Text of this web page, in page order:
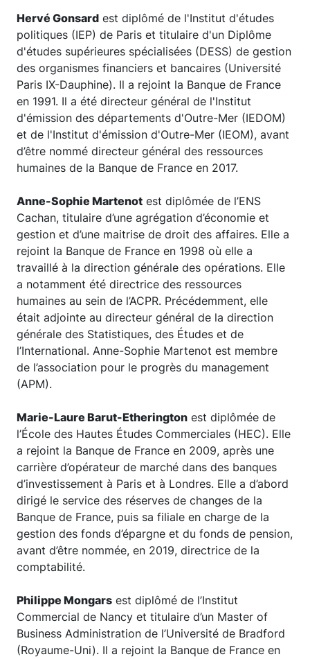
Hervé Gonsard est diplômé de l'Institut d'études
politiques (IEP) de Paris et titulaire d'un Diplôme
d'études supérieures spécialisées (DESS) de gestion
des organismes financiers et bancaires (Université
Paris IX-Dauphine). Il a rejoint la Banque de France
en 1991. Il a été directeur général de l'Institut
d'émission des départements d'Outre-Mer (IEDOM)
et de l'Institut d'émission d'Outre-Mer (IEOM), avant
d’être nommé directeur général des ressources
humaines de la Banque de France en 2017.
Anne-Sophie Martenot est diplômée de l’ENS
Cachan, titulaire d’une agrégation d’économie et
gestion et d’une maitrise de droit des affaires. Elle a
rejoint la Banque de France en 1998 où elle a
travaillé à la direction générale des opérations. Elle
a notamment été directrice des ressources
humaines au sein de l’ACPR. Précédemment, elle
était adjointe au directeur général de la direction
générale des Statistiques, des Études et de
l’International. Anne-Sophie Martenot est membre
de l’association pour le progrès du management
(APM).
Marie-Laure Barut-Etherington est diplômée de
l’École des Hautes Études Commerciales (HEC). Elle
a rejoint la Banque de France en 2009, après une
carrière d’opérateur de marché dans des banques
d’investissement à Paris et à Londres. Elle a d’abord
dirigé le service des réserves de changes de la
Banque de France, puis sa filiale en charge de la
gestion des fonds d’épargne et du fonds de pension,
avant d’être nommée, en 2019, directrice de la
comptabilité.
Philippe Mongars est diplômé de l’Institut
Commercial de Nancy et titulaire d’un Master of
Business Administration de l’Université de Bradford
(Royaume-Uni). Il a rejoint la Banque de France en